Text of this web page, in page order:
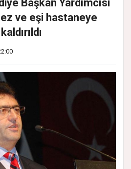
Başkan Yardımcısı
ve eşi hastaneye
kaldırıldı